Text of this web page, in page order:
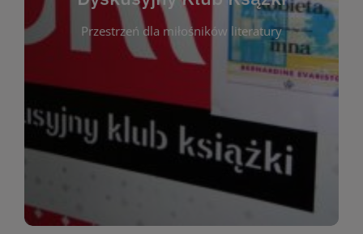
Przestrzeń dla miłośników literatury
Dyskusyjny Klub Ksążki
Dyskusyjny Klub Książki to przestrzeń dla
miłośników literatury, którzy lubią dzielić się
opiniami i emocjami po lekturze. Spotykamy się
regularnie, by rozmawiać o wybranych tytułach z
różnych gatunków literackich. Każde spotkanie to
okazja do inspirującej dyskusji, wymiany